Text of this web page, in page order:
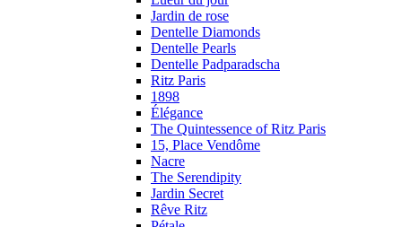
Jardin de rose
Dentelle Diamonds
Dentelle Pearls
Dentelle Padparadscha
Ritz Paris
1898
Élégance
The Quintessence of Ritz Paris
15, Place Vendôme
Nacre
The Serendipity
Jardin Secret
Rêve Ritz